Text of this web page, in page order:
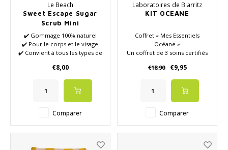
Le Beach
Sweet Escape Sugar
Scrub Mini
✔️ Gommage 100% naturel
✔️ Pour le corps et le visage
✔️ Convient à tous les types de
✔️ Plein de nutriments
naturels
✔️ VÉGÉTALIEN
€8,00
Comparer
Laboratoires de Biarritz
KIT OCEANE
Coffret « Mes Essentiels
Océane »
Un coffret de 3 soins certifiés
€18,90
€9,95
Comparer